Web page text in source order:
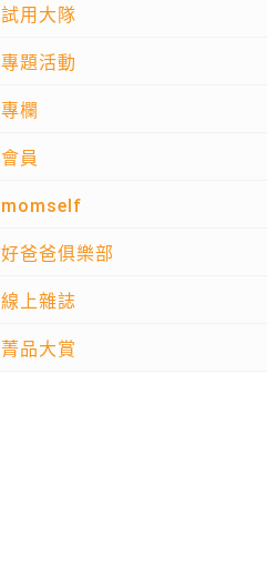
試用大隊
專題活動
專欄
會員
momself
好爸爸俱樂部
線上雜誌
菁品大賞